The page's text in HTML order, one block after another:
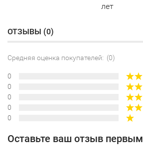
лет
ОТЗЫВЫ (0)
Средняя оценка покупателей: (0)
0
0
0
0
0
Оставьте ваш отзыв первым